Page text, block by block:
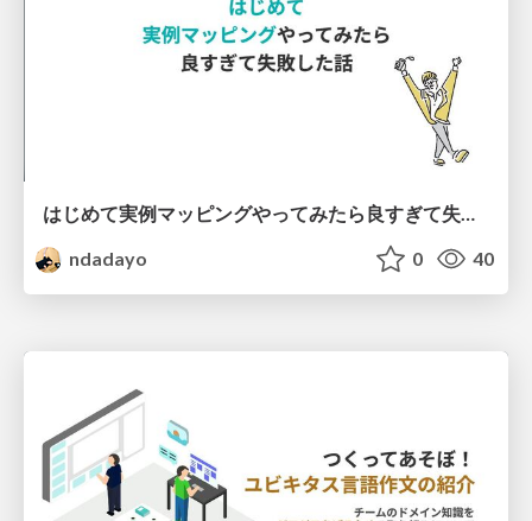
はじめて実例マッピングやってみたら良すぎて失敗した話
ndadayo
0 40